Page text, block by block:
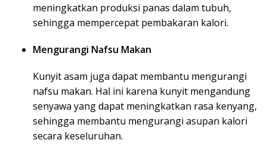
meningkatkan produksi panas dalam tubuh,
sehingga mempercepat pembakaran kalori.
Mengurangi Nafsu Makan
Kunyit asam juga dapat membantu mengurangi
nafsu makan. Hal ini karena kunyit mengandung
senyawa yang dapat meningkatkan rasa kenyang,
sehingga membantu mengurangi asupan kalori
secara keseluruhan.